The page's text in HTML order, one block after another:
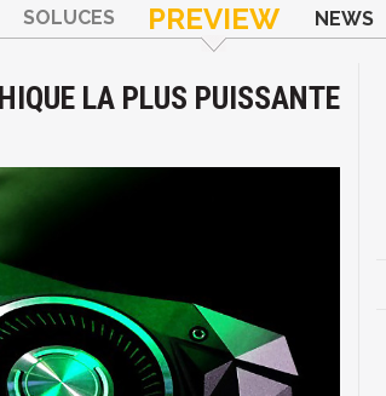
SOLUCES PREVIEW NEWS
LA PLUS PUISSANTE